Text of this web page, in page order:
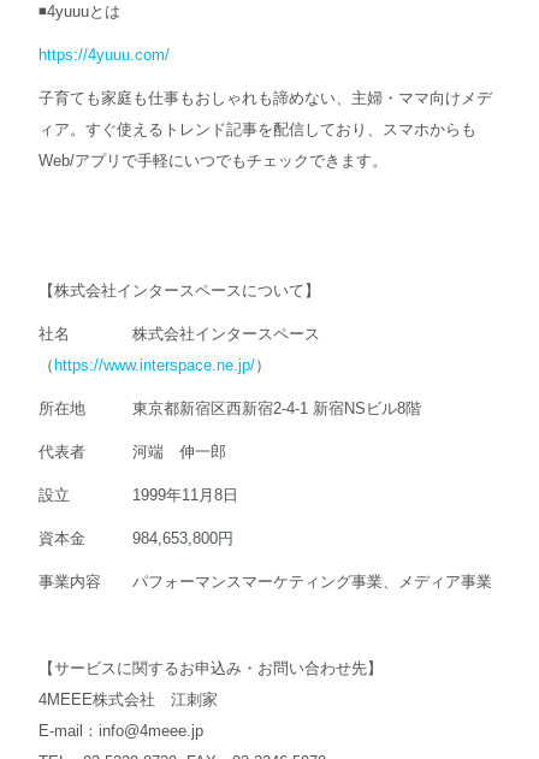
◾️4yuuuとは
https://4yuuu.com/
子育ても家庭も仕事もおしゃれも諦めない、主婦・ママ向けメデ
ィア。すぐ使えるトレンド記事を配信しており、スマホからも
Web/アプリで手軽にいつでもチェックできます。
【株式会社インタースペースについて】
社名 株式会社インタースペース
（ https://www.interspace.ne.jp/）
所在地 東京都新宿区西新宿2-4-1 新宿NSビル8階
代表者 河端 伸一郎
設立 1999年11月8日
資本金 984,653,800円
事業内容 パフォーマンスマーケティング事業、メディア事業
【サービスに関するお申込み・お問い合わせ先】
4MEEE株式会社 江刺家
E-mail： info@4meee.jp